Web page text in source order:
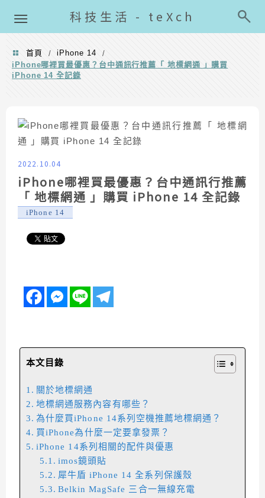
科技生活 - teXch
首頁 / iPhone 14
/
iPhone哪裡買最優惠？台中通訊行推薦「 地標網通 」購買
iPhone 14 全記錄
2022.10.04
iPhone哪裡買最優惠？台中通訊行推薦
「 地標網通 」購買 iPhone 14 全記錄
iPhone 14
本文目錄
關於地標網通
地標網通服務內容有哪些？
為什麼買iPhone 14系列空機推薦地標網通？
買iPhone為什麼一定要拿發票？
iPhone 14系列相關的配件與優惠
imos鏡頭貼
犀牛盾 iPhone 14 全系列保護殼
Belkin MagSafe 三合一無線充電